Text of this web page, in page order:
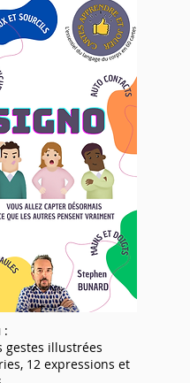
:
gestes illustrées
12 expressions et